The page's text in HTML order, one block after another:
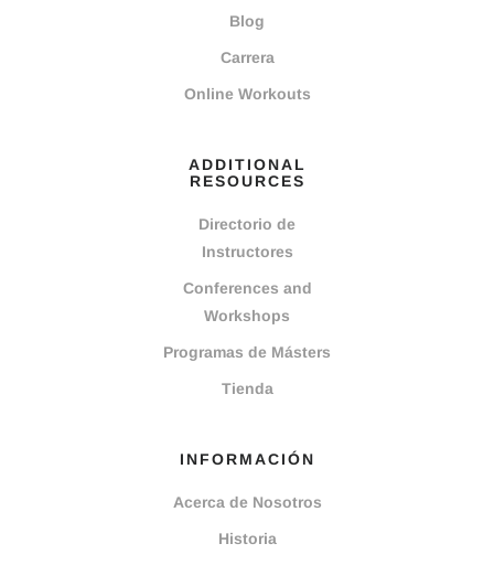
Blog
Carrera
Online Workouts
ADDITIONAL
RESOURCES
Directorio de
Instructores
Conferences and
Workshops
Programas de Másters
Tienda
INFORMACIÓN
Acerca de Nosotros
Historia